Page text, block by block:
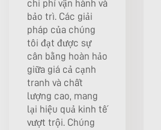
chi phí vận hành và
bảo trì. Các giải
pháp của chúng
tôi đạt được sự
cân bằng hoàn hảo
giữa giá cả cạnh
tranh và chất
lượng cao, mang
lại hiệu quả kinh tế
vượt trội. Chúng